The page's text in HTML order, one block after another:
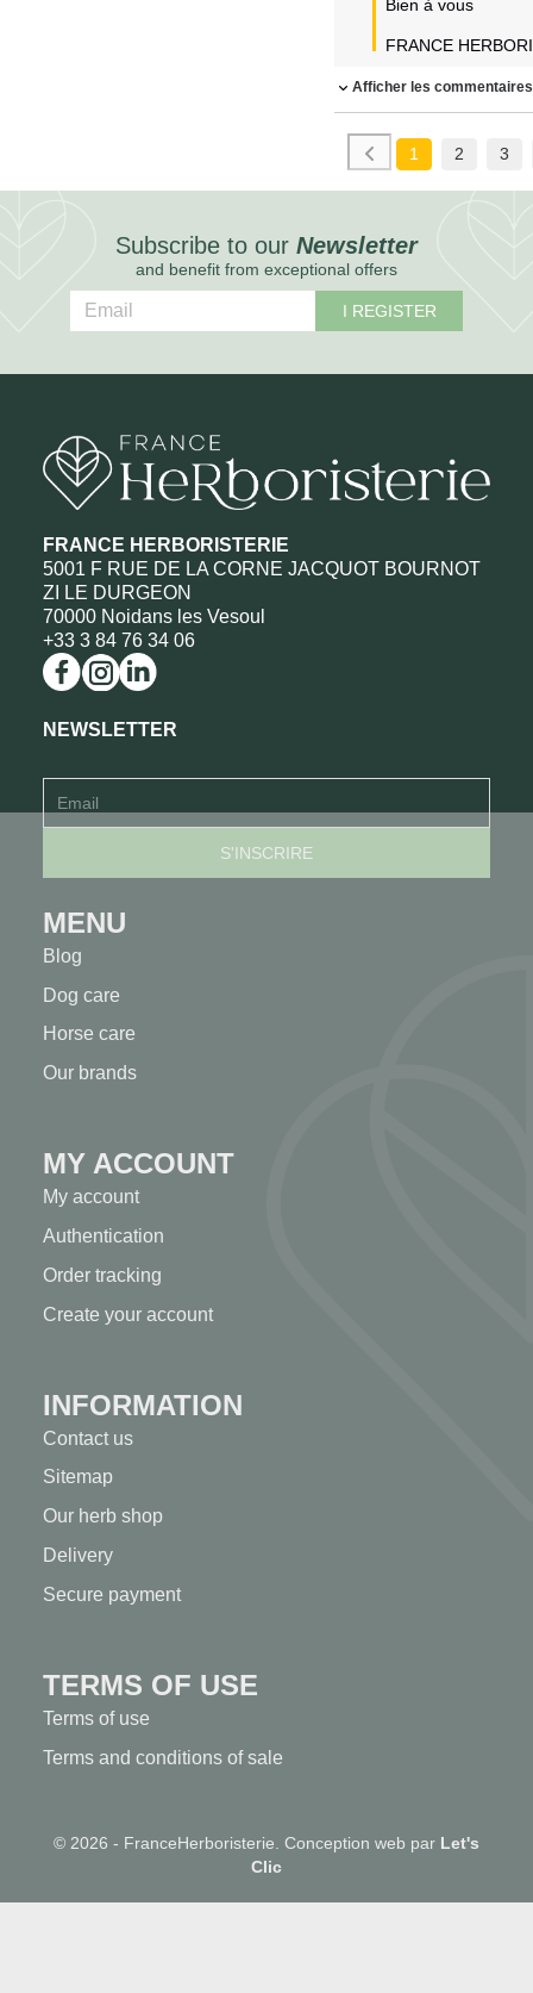
Bien à vous
Afficher les commentaires
1 2 3
Subscribe to our Newsletter
and benefit from exceptional offers
I REGISTER
FRANCE HERBORISTERIE
5001 F RUE DE LA CORNE JACQUOT BOURNOT
ZI LE DURGEON
70000 Noidans les Vesoul
+33 3 84 76 34 06
NEWSLETTER
MENU
Blog
Dog care
Horse care
Our brands
MY ACCOUNT
My account
Authentication
Order tracking
Create your account
INFORMATION
Contact us
Sitemap
Our herb shop
Delivery
Secure payment
TERMS OF USE
Terms of use
Terms and conditions of sale
© 2026 - FranceHerboristerie. Conception web par Let's
Clic